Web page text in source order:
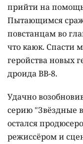
прийти на
Пытающимся
повстанцам во
что каюк. Спасти
геройства новых
дроида BB-8.
Удачно
серию "Звёздные
остался
режиссёром и